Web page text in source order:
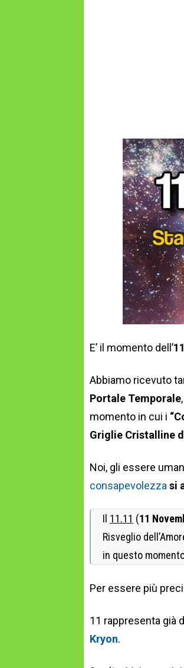
E’ il momento dell’
Abbiamo ricevuto
Portale Temporale
momento in cui i
Griglie Cristalline
Noi, gli essere
consapevolezzasi
Il 11.11 (11
Risveglio
in questo
Per essere più
11 rappresenta già
Kryon.